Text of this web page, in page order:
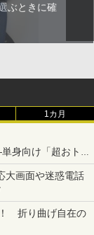
ぶときに確
1カ月
身向け「超おトク
大画面や迷惑電話
折り曲げ自在の